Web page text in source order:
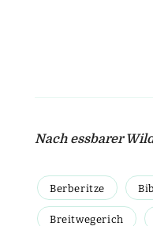
Nach essbarer
Berberitze
Breitwegerich